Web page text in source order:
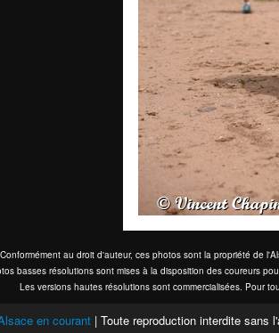
Conformément au droit d'auteur, ces photos sont la propriété de
basses résolutions sont mises à la disposition des coureurs
Les versions hautes résolutions sont commercialisées. Pour
en courant | Toute reproduction interdite sans